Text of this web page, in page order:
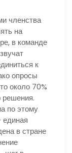
членства
на
в команде
к
опросы
около 70%
решения.
по этому
единая
в стране